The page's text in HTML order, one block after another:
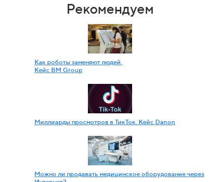
Рекомендуем
Как роботы заменяют людей.
Кейс BM Group
Миллиарды просмотров в ТикТок. Кейс Danon
Можно ли продавать медицинское оборудование через